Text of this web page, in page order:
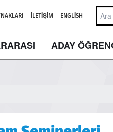
İLETIŞIM ENGLISH
ADAY